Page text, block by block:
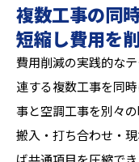
複数工事の同
短縮し費用を
費用削減の実践的な
連する複数工事を同
事と空調工事を別々
搬入・打ち合わせ・